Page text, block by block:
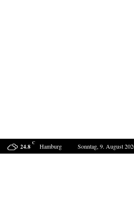
24.8 C Hamburg Sonntag, 9. August
Sucht Putin den Casus